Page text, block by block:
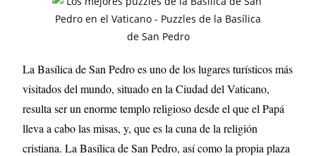
La Basílica de San Pedro es uno de los lugares turísticos más
visitados del mundo, situado en la Ciudad del Vaticano,
resulta ser un enorme templo religioso desde el que el Papá
lleva a cabo las misas, y, que es la cuna de la religión
cristiana. La Basílica de San Pedro, así como la propia plaza